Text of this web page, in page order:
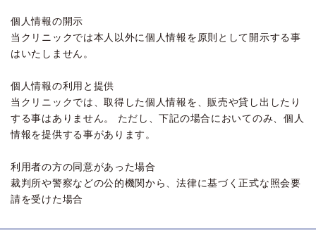
個人情報の開示
当クリニックでは本人以外に個人情報を原則として開示する事
はいたしません。
個人情報の利用と提供
当クリニックでは、取得した個人情報を、販売や貸し出したり
する事はありません。 ただし、下記の場合においてのみ、個人
情報を提供する事があります。
利用者の方の同意があった場合
裁判所や警察などの公的機関から、法律に基づく正式な照会要
請を受けた場合